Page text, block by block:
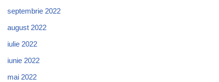
septembrie 2022
august 2022
iulie 2022
iunie 2022
mai 2022